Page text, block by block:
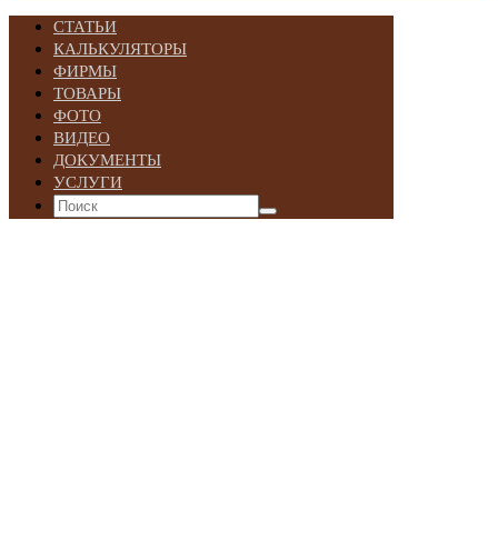
СТАТЬИ
КАЛЬКУЛЯТОРЫ
ФИРМЫ
ТОВАРЫ
ФОТО
ВИДЕО
ДОКУМЕНТЫ
УСЛУГИ